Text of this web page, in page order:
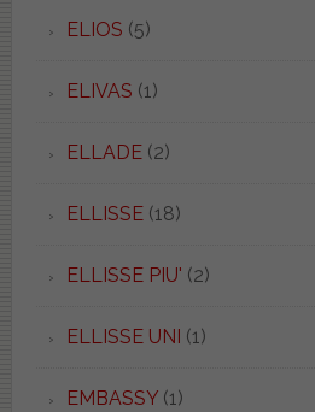
ELIOS (5)
ELIVAS (1)
ELLADE(2)
ELLISSE(18)
ELLISSE PIU' (2)
ELLISSE UNI (1)
EMBASSY(1)